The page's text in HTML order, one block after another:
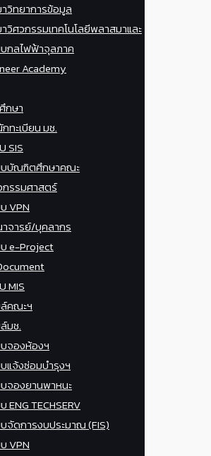
วิทยาการข้อมูล
วิศวกรรมเทคโนโลยีพลาสมาและ
กลไฟฟ้าจุลภาค
Academy
กษา
ทะเบียน มช.
SIS
บบัณฑิตศึกษาคณะ
กรรมศาสตร์
VPN
จารย์/บุคลากร
e-Project
MIS
คณะฯ
มช.
จองห้องฯ
แจ้งซ่อมบำรุงฯ
จองยานพาหนะ
ENG TECHSERV
จัดการงบประมาณ (FIS)
VPN